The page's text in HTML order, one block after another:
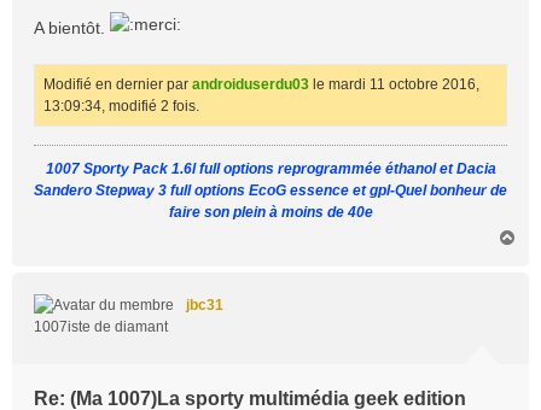
A bientôt.
Modifié en dernier par androiduserdu03 le mardi 11 octobre 2016,
13:09:34, modifié 2 fois.
1007 Sporty Pack 1.6l full options reprogrammée éthanol et Dacia
Sandero Stepway 3 full options EcoG essence et gpl-Quel bonheur de
faire son plein à moins de 40e
jbc31
1007iste de diamant
Re: (Ma 1007)La sporty multimédia geek edition